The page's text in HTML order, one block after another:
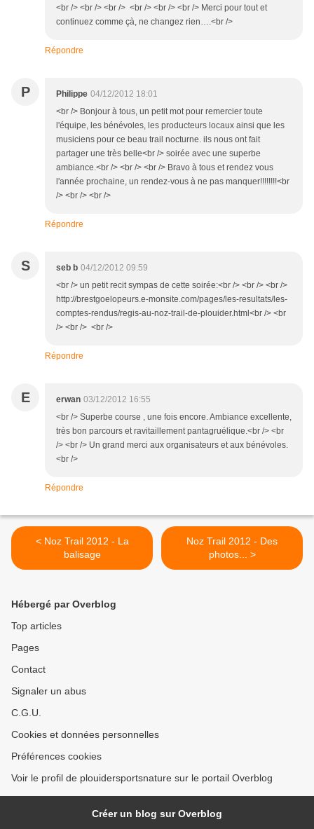
<br /> <br /> <br /> <br /> <br /> <br /> Merci pour tout et
continuez comme çà, ne changez rien….<br />
Répondre
P Philippe 04/12/2012 18:01
<br /> Bonjour à tous, un petit mot pour remercier toute
l'équipe, les bénévoles, les producteurs locaux ainsi que les
musiciens pour ce beau trail nocturne. ils nous ont fait
partager une très belle<br /> soirée avec une superbe
ambiance.<br /> <br /> <br /> Bravo à tous et rendez vous
l'année prochaine, un rendez-vous à ne pas manquer!!!!!!!!<br
/> <br /> <br />
Répondre
S seb b 04/12/2012 09:59
<br /> un petit recit sympas de cette soirée:<br /> <br /> <br />
http://brestgoelopeurs.e-monsite.com/pages/les-resultats/les-
comptes-rendus/regis-au-noz-trail-de-plouider.html<br /> <br
/> <br /> <br />
Répondre
E erwan 03/12/2012 16:55
<br /> Superbe course , une fois encore. Ambiance excellente,
très bon parcours et ravitaillement pantagruélique.<br /> <br
/> <br /> Un grand merci aux organisateurs et aux bénévoles.
<br />
Répondre
< Noz Trail 2012 - La
balisage
Noz Trail 2012 - Des
photos... >
Hébergé par Overblog
Top articles
Pages
Contact
Signaler un abus
C.G.U.
Cookies et données personnelles
Préférences cookies
Voir le profil de plouidersportsnature sur le portail Overblog
Créer un blog sur Overblog